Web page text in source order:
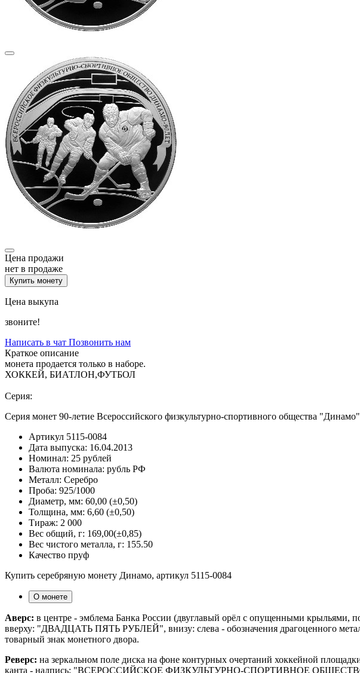
Цена продажи
нет в продаже
Купить монету
Цена выкупа
звоните!
Написать в чат Позвонить нам
Краткое описание
монета продается только в наборе.
ХОККЕЙ, БИАТЛОН,ФУТБОЛ
Серия:
Серия монет 90-летие Всероссийского физкультурно-спортивного общества "Динамо"
Артикул 5115-0084
Дата выпуска: 16.04.2013
Номинал: 25 рублей
Валюта номинала: рубль РФ
Металл: Серебро
Проба: 925/1000
Диаметр, мм: 60,00 (±0,50)
Толщина, мм: 6,60 (±0,50)
Тираж: 2 000
Вес общий, г: 169,00(±0,85)
Вес чистого металла, г: 155.50
Качество пруф
Купить серебряную монету Динамо, артикул 5115-0084
О монете
Аверс: в центре - эмблема Банка России (двуглавый орёл с опущенными
вверху: "ДВАДЦАТЬ ПЯТЬ РУБЛЕЙ", внизу: слева - обозначения драгоценного
товарный знак монетного двора.
Реверс: на зеркальном поле диска на фоне контурных очертаний хоккейной
канта - надпись: "ВСЕРОССИЙСКОЕ ФИЗКУЛЬТУРНО-СПОРТИВНОЕ